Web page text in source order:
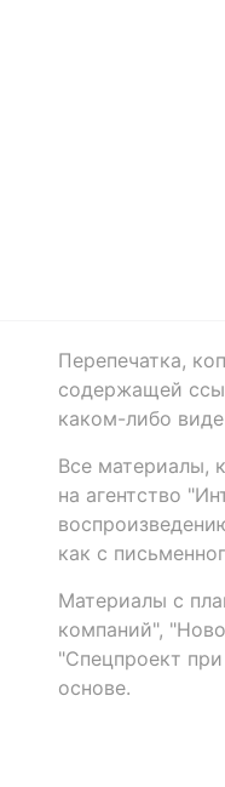
Перепечатка,
содержащей
каком-либо
Все материалы,
на агентство
как с
Материалы с
компаний",
"Спецпроект
основе.